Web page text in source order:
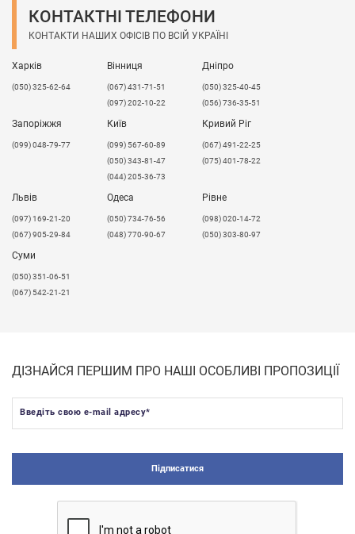
• При формовці полістиролу PromoPlast
Regrind HIPS (виробленого з додаванням
вторинної сировини) можуть виникати
неоднорідності на поверхні.
Звертаємо увагу, що завод "Промдизайн" в
залежності від побажань клієнту може
полістиролу різного тиснення:
Основною перевагою власного виробництва
являється те, що на складі завжди в
наявності є необхідний матеріал. В
залежності від побажань клієнта завод може
уточнюйте у свого менеджера.
листових пластиків. Ціна послуг
розраховується індивідуально, уточнюйте у
менеджерів.
Завод "Промдизайн" приймає на переробку
приймається залежить від кольору,
КОНТАКТНІ ТЕЛЕФОНИ
КОНТАКТИ НАШИХ ОФІСІВ ПО ВСІЙ УКРАЇНІ
Харків
(050) 325-62-64
Вінниця
(067) 431-71-51
(097) 202-10-22
Дніпро
(050) 325-40-45
(056) 736-35-51
Запоріжжя
(099) 048-79-77
Київ
(099) 567-60-89
(050) 343-81-47
(044) 205-36-73
Кривий Ріг
(067) 491-22-25
(075) 401-78-22
Львів
​(097) 169-21-20
(067) 905-29-84
Одеса
(050) 734-76-56
(048) 770-90-67
Рівне
(098) 020-14-72
(050) 303-80-97
Суми
(050) 351-06-51
(067) 542-21-21
ДІЗНАЙСЯ ПЕРШИМ ПРО НАШІ ОСОБЛИВІ ПРОПОЗИЦІЇ
Введіть свою e-mail адресу*
Підписатися